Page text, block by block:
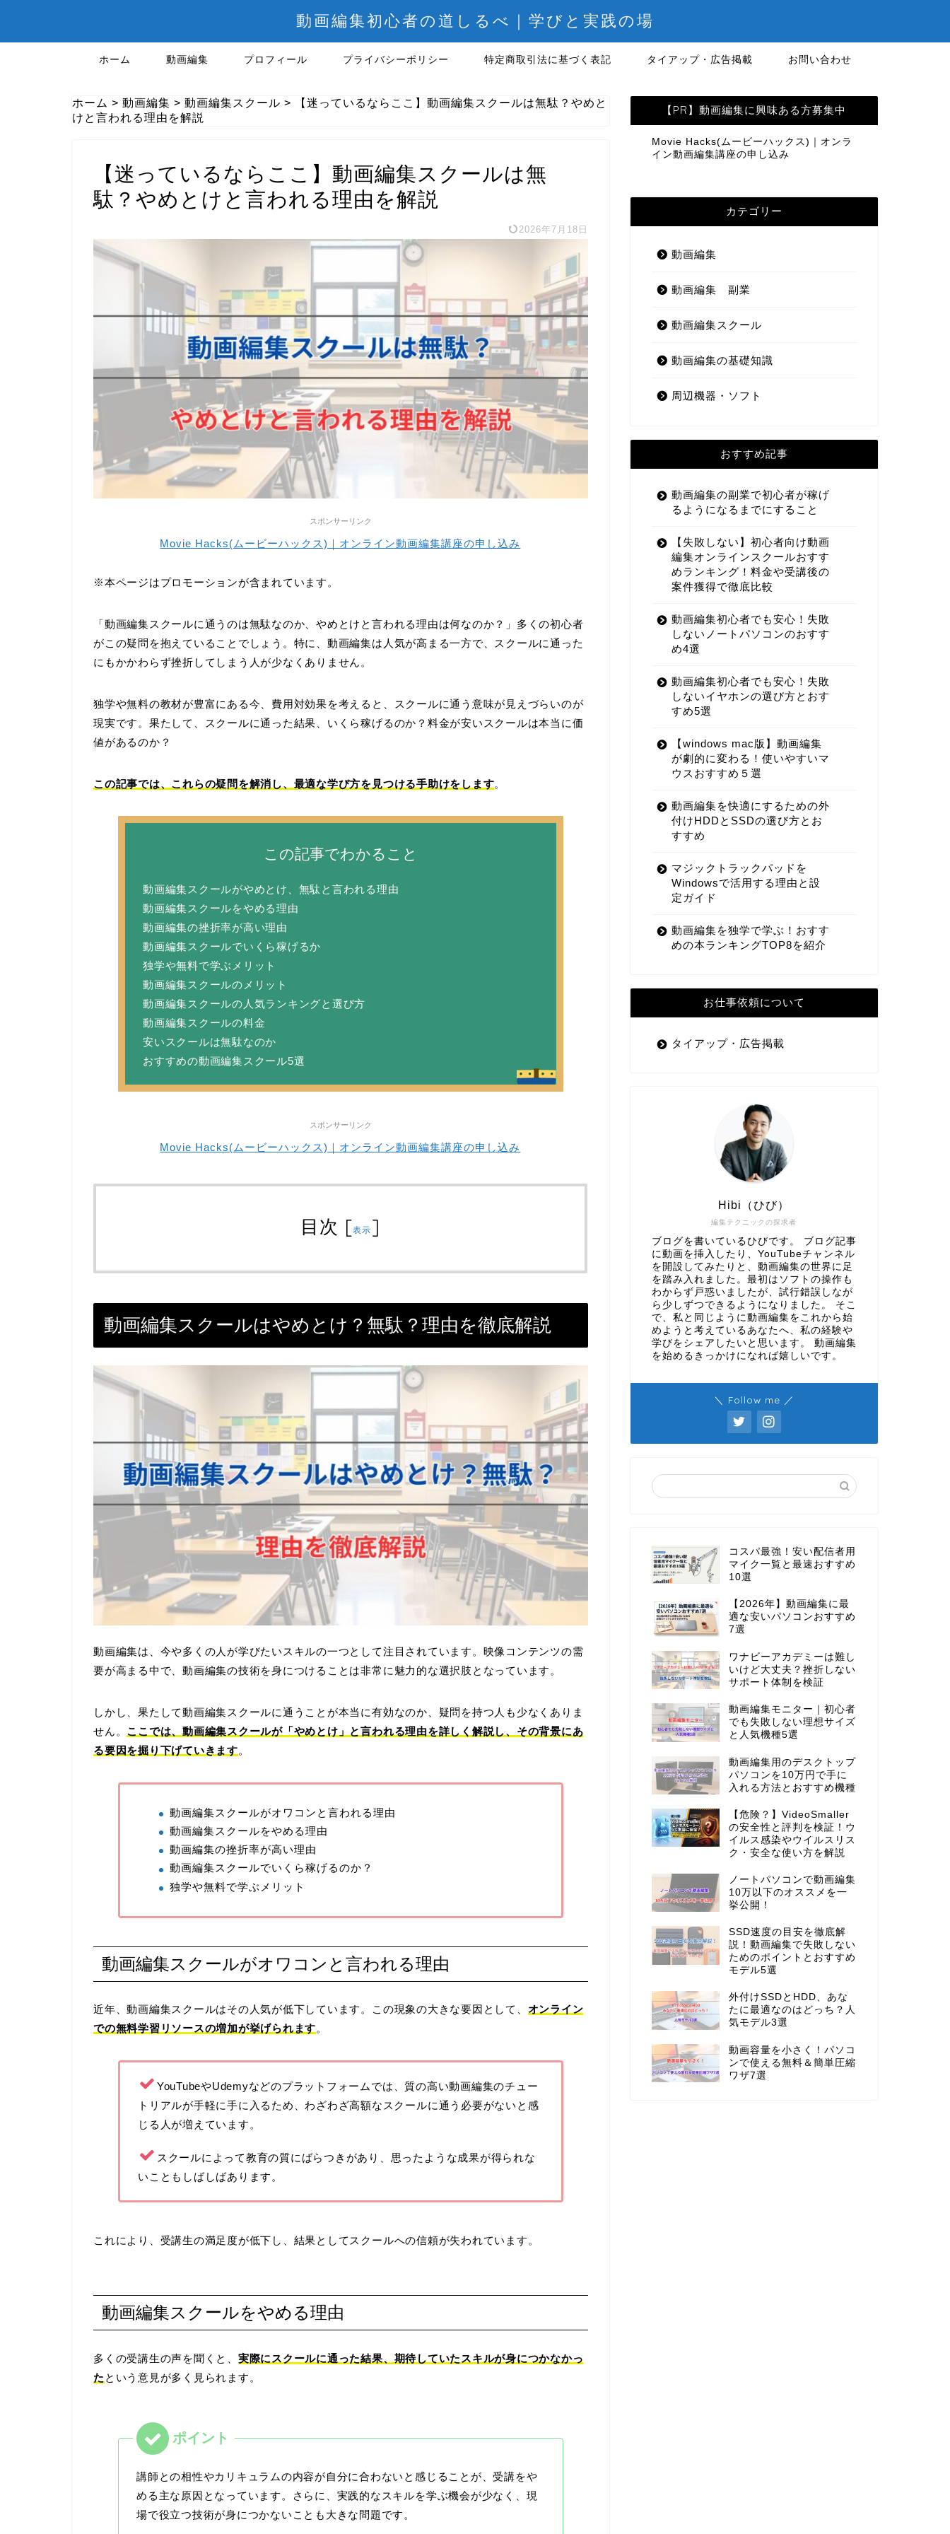
動画編集初心者の道しるべ｜学びと実践の場
ホーム 動画編集 プロフィール プライバシーポリシー 特定商取引法に基づく表記 タイアップ・広告掲載 お問い合わせ
ホーム > 動画編集 > 動画編集スクール >
【迷っているならここ】動画編集スクールは無駄？やめと
けと言われる理由を解説
【迷っているならここ】動画編集スクールは無
駄？やめとけと言われる理由を解説
2026年7月18日
スポンサーリンク
Movie Hacks(ムービーハックス)｜オンライン動画編集講座の申し込み
※本ページはプロモーションが含まれています。
「動画編集スクールに通うのは無駄なのか、やめとけと言われる理由は何なのか？」多くの初心者
がこの疑問を抱えていることでしょう。特に、動画編集は人気が高まる一方で、スクールに通った
にもかかわらず挫折してしまう人が少なくありません。
独学や無料の教材が豊富にある今、費用対効果を考えると、スクールに通う意味が見えづらいのが
現実です。果たして、スクールに通った結果、いくら稼げるのか？料金が安いスクールは本当に価
値があるのか？
この記事では、これらの疑問を解消し、最適な学び方を見つける手助けをします。
この記事でわかること
動画編集スクールがやめとけ、無駄と言われる理由
動画編集スクールをやめる理由
動画編集の挫折率が高い理由
動画編集スクールでいくら稼げるか
独学や無料で学ぶメリット
動画編集スクールのメリット
動画編集スクールの人気ランキングと選び方
動画編集スクールの料金
安いスクールは無駄なのか
おすすめの動画編集スクール5選
スポンサーリンク
Movie Hacks(ムービーハックス)｜オンライン動画編集講座の申し込み
目次 [表示 ]
動画編集スクールはやめとけ？無駄？理由を徹底解説
動画編集は、今や多くの人が学びたいスキルの一つとして注目されています。映像コンテンツの需
要が高まる中で、動画編集の技術を身につけることは非常に魅力的な選択肢となっています。
しかし、果たして動画編集スクールに通うことが本当に有効なのか、疑問を持つ人も少なくありま
せん。 ここでは、動画編集スクールが「やめとけ」と言われる理由を詳しく解説し、その背景にあ
る要因を掘り下げていきます。
動画編集スクールがオワコンと言われる理由
動画編集スクールをやめる理由
動画編集の挫折率が高い理由
動画編集スクールでいくら稼げるのか？
独学や無料で学ぶメリット
動画編集スクールがオワコンと言われる理由
近年、動画編集スクールはその人気が低下しています。この現象の大きな要因として、 オンライン
での無料学習リソースの増加が挙げられます。
YouTubeやUdemyなどのプラットフォームでは、質の高い動画編集のチュー
トリアルが手軽に手に入るため、わざわざ高額なスクールに通う必要がないと感
じる人が増えています。
スクールによって教育の質にばらつきがあり、思ったような成果が得られな
いこともしばしばあります。
これにより、受講生の満足度が低下し、結果としてスクールへの信頼が失われています。
動画編集スクールをやめる理由
多くの受講生の声を聞くと、 実際にスクールに通った結果、期待していたスキルが身につかなかっ
た という意見が多く見られます。
講師との相性やカリキュラムの内容が自分に合わないと感じることが、受講をや
める主な原因となっています。さらに、実践的なスキルを学ぶ機会が少なく、現
場で役立つ技術が身につかないことも大きな問題です。
【PR】動画編集に興味ある方募集中
Movie Hacks(ムービーハックス)｜オンラ
イン動画編集講座の申し込み
カテゴリー
動画編集
動画編集 副業
動画編集スクール
動画編集の基礎知識
周辺機器・ソフト
おすすめ記事
動画編集の副業で初心者が稼げ
るようになるまでにすること
【失敗しない】初心者向け動画
編集オンラインスクールおすす
めランキング！料金や受講後の
案件獲得で徹底比較
動画編集初心者でも安心！失敗
しないノートパソコンのおすす
め4選
動画編集初心者でも安心！失敗
しないイヤホンの選び方とおす
すめ5選
【windows mac版】動画編集
が劇的に変わる！使いやすいマ
ウスおすすめ５選
動画編集を快適にするための外
付けHDDとSSDの選び方とお
すすめ
マジックトラックパッドを
Windowsで活用する理由と設
定ガイド
動画編集を独学で学ぶ！おすす
めの本ランキングTOP8を紹介
お仕事依頼について
タイアップ・広告掲載
編集テクニックの探求者
Hibi（ひび）
ブログを書いているひびです。 ブログ記事
に動画を挿入したり、YouTubeチャンネル
を開設してみたりと、動画編集の世界に足
を踏み入れました。最初はソフトの操作も
わからず戸惑いましたが、試行錯誤しなが
ら少しずつできるようになりました。 そこ
で、私と同じように動画編集をこれから始
めようと考えているあなたへ、私の経験や
学びをシェアしたいと思います。 動画編集
を始めるきっかけになれば嬉しいです。
＼ Follow me ／
コスパ最強！安い配信者用
マイク一覧と最速おすすめ
10選
【2026年】動画編集に最
適な安いパソコンおすすめ
7選
ワナビーアカデミーは難し
いけど大丈夫？挫折しない
サポート体制を検証
動画編集モニター｜初心者
でも失敗しない理想サイズ
と人気機種5選
動画編集用のデスクトップ
パソコンを10万円で手に
入れる方法とおすすめ機種
【危険？】VideoSmaller
の安全性と評判を検証！ウ
イルス感染やウイルスリス
ク・安全な使い方を解説
ノートパソコンで動画編集
10万以下のオススメを一
挙公開！
SSD速度の目安を徹底解
説！動画編集で失敗しない
ためのポイントとおすすめ
モデル5選
外付けSSDとHDD、あな
たに最適なのはどっち？人
気モデル3選
動画容量を小さく！パソコ
ンで使える無料＆簡単圧縮
ワザ7選